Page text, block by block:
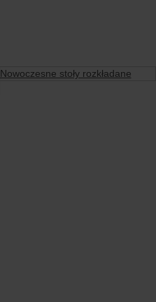
Nowoczesne stoły rozkładane